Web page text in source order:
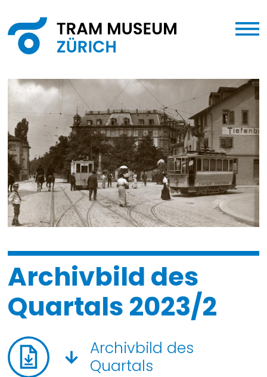
Archivbild des
Quartals 2023/2
Archivbild des
Quartals